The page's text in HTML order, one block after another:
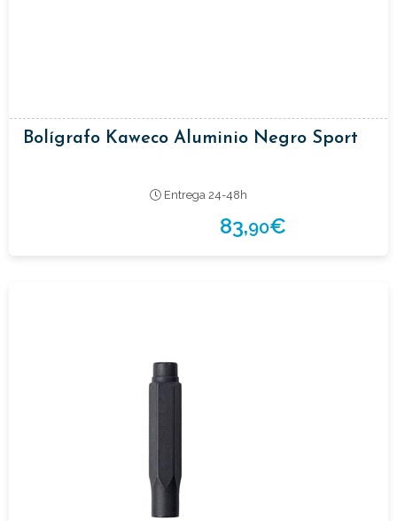
Bolígrafo Kaweco Aluminio Negro Sport
Entrega 24-48h
83,90€